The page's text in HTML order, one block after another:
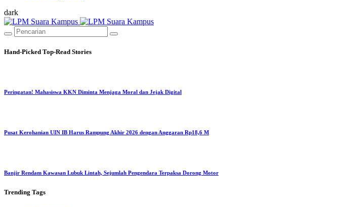
dark
Hand-Picked Top-Read Stories
Peringatan! Mahasiswa KKN Diminta Menjaga Moral dan Jejak Digital
Pusat Kerohanian UIN IB Harus Rampung Akhir 2026 dengan Anggaran Rp18,6 M
Banjir Rendam Kawasan Lubuk Lintah, Sejumlah Pengendara Terpaksa Dorong Motor
Trending Tags